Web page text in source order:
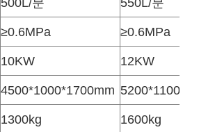
≥0.6MPa
≥0.6MPa
10KW
12KW
4500*1000*1700mm
1300kg 1600kg